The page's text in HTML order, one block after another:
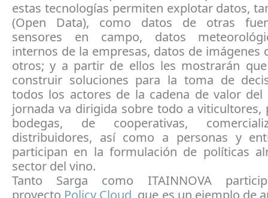
estas tecnologías permiten explotar datos,
(Open Data), como datos de otras
sensores en campo, datos
internos de la empresas, datos de imágenes
otros; y a partir de ellos les mostrarán
construir soluciones para la toma de
todos los actores de la cadena de valor del
jornada va dirigida sobre todo a viticultores,
bodegas, de cooperativas,
distribuidores, así como a personas y
participan en la formulación de políticas
sector del vino.
Tanto Sarga como ITAINNOVA